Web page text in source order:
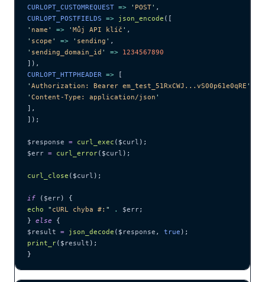
CURLOPT_CUSTOMREQUEST => ' POST' ,
CURLOPT_POSTFIELDS => json_encode ([
' name ' => ' Můj API klíč ' ,
' scope ' => ' sending ' ,
' sending_domain_id ' => 1234567890
]),
CURLOPT_HTTPHEADER => [
' Authorization: Bearer em_test_51RxCWJ...vS00p61e0qRE '
' Content-Type: application/json '
],
]);
$response = curl_exec ($curl );
$err = curl_error($curl );
curl_close ($curl );
if ( $err) {
echo " cURL chyba #: " . $err;
} else {
$result = json_decode ($ response , true );
print_r($ result );
}